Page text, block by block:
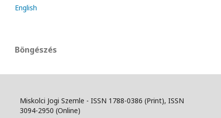
English
Böngészés
Miskolci Jogi Szemle - ISSN 1788-0386 (Print), ISSN
3094-2950 (Online)